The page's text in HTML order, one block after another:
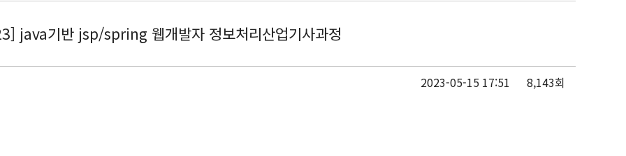
java기반 jsp/spring 웹개발자 정보처리산업기사과정
2023-05-15 17:51 8,143회